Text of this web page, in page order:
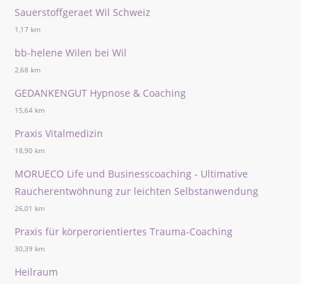
Sauerstoffgeraet Wil Schweiz
1,17 km
bb-helene Wilen bei Wil
2,68 km
GEDANKENGUT Hypnose & Coaching
15,64 km
Praxis Vitalmedizin
18,90 km
MORUECO Life und Businesscoaching - Ultimative
Raucherentwöhnung zur leichten Selbstanwendung
26,01 km
Praxis für körperorientiertes Trauma-Coaching
30,39 km
Heilraum